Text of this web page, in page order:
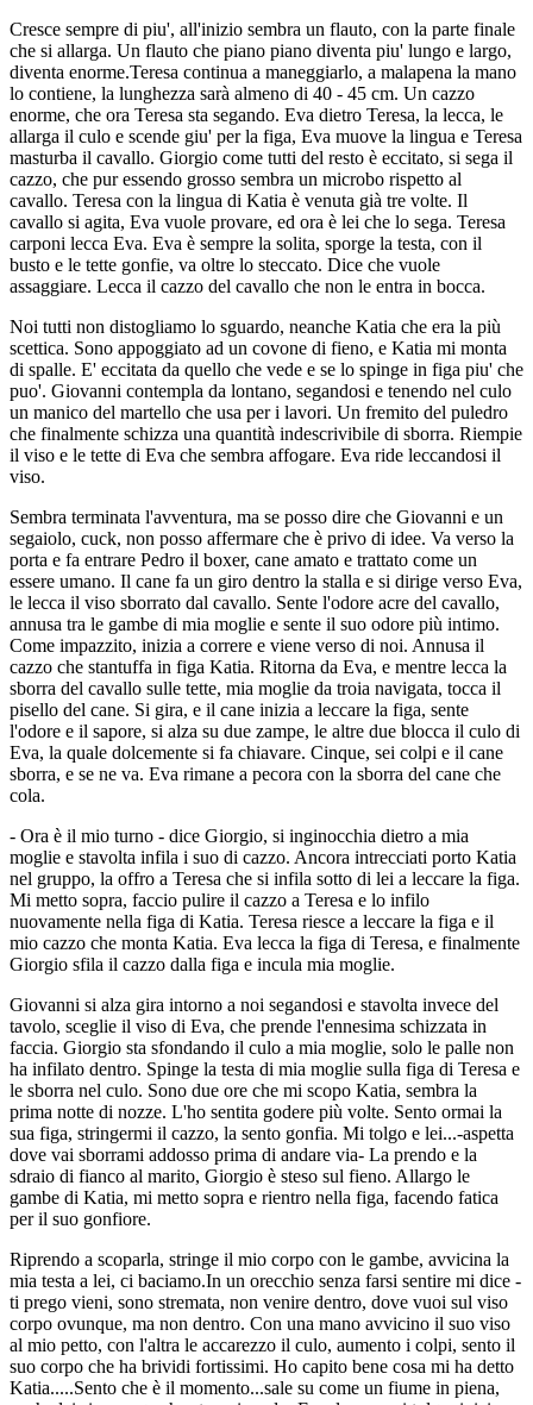
Cresce sempre di piu', all'inizio sembra un flauto, con la parte finale
che si allarga. Un flauto che piano piano diventa piu' lungo e largo,
diventa enorme.Teresa continua a maneggiarlo, a malapena la mano
lo contiene, la lunghezza sarà almeno di 40 - 45 cm. Un cazzo
enorme, che ora Teresa sta segando. Eva dietro Teresa, la lecca, le
allarga il culo e scende giu' per la figa, Eva muove la lingua e Teresa
masturba il cavallo. Giorgio come tutti del resto è eccitato, si sega il
cazzo, che pur essendo grosso sembra un microbo rispetto al
cavallo. Teresa con la lingua di Katia è venuta già tre volte. Il
cavallo si agita, Eva vuole provare, ed ora è lei che lo sega. Teresa
carponi lecca Eva. Eva è sempre la solita, sporge la testa, con il
busto e le tette gonfie, va oltre lo steccato. Dice che vuole
assaggiare. Lecca il cazzo del cavallo che non le entra in bocca.
Noi tutti non distogliamo lo sguardo, neanche Katia che era la più
scettica. Sono appoggiato ad un covone di fieno, e Katia mi monta
di spalle. E' eccitata da quello che vede e se lo spinge in figa piu' che
puo'. Giovanni contempla da lontano, segandosi e tenendo nel culo
un manico del martello che usa per i lavori. Un fremito del puledro
che finalmente schizza una quantità indescrivibile di sborra. Riempie
il viso e le tette di Eva che sembra affogare. Eva ride leccandosi il
viso.
Sembra terminata l'avventura, ma se posso dire che Giovanni e un
segaiolo, cuck, non posso affermare che è privo di idee. Va verso la
porta e fa entrare Pedro il boxer, cane amato e trattato come un
essere umano. Il cane fa un giro dentro la stalla e si dirige verso Eva,
le lecca il viso sborrato dal cavallo. Sente l'odore acre del cavallo,
annusa tra le gambe di mia moglie e sente il suo odore più intimo.
Come impazzito, inizia a correre e viene verso di noi. Annusa il
cazzo che stantuffa in figa Katia. Ritorna da Eva, e mentre lecca la
sborra del cavallo sulle tette, mia moglie da troia navigata, tocca il
pisello del cane. Si gira, e il cane inizia a leccare la figa, sente
l'odore e il sapore, si alza su due zampe, le altre due blocca il culo di
Eva, la quale dolcemente si fa chiavare. Cinque, sei colpi e il cane
sborra, e se ne va. Eva rimane a pecora con la sborra del cane che
cola.
- Ora è il mio turno - dice Giorgio, si inginocchia dietro a mia
moglie e stavolta infila i suo di cazzo. Ancora intrecciati porto Katia
nel gruppo, la offro a Teresa che si infila sotto di lei a leccare la figa.
Mi metto sopra, faccio pulire il cazzo a Teresa e lo infilo
nuovamente nella figa di Katia. Teresa riesce a leccare la figa e il
mio cazzo che monta Katia. Eva lecca la figa di Teresa, e finalmente
Giorgio sfila il cazzo dalla figa e incula mia moglie.
Giovanni si alza gira intorno a noi segandosi e stavolta invece del
tavolo, sceglie il viso di Eva, che prende l'ennesima schizzata in
faccia. Giorgio sta sfondando il culo a mia moglie, solo le palle non
ha infilato dentro. Spinge la testa di mia moglie sulla figa di Teresa e
le sborra nel culo. Sono due ore che mi scopo Katia, sembra la
prima notte di nozze. L'ho sentita godere più volte. Sento ormai la
sua figa, stringermi il cazzo, la sento gonfia. Mi tolgo e lei...-aspetta
dove vai sborrami addosso prima di andare via- La prendo e la
sdraio di fianco al marito, Giorgio è steso sul fieno. Allargo le
gambe di Katia, mi metto sopra e rientro nella figa, facendo fatica
per il suo gonfiore.
Riprendo a scoparla, stringe il mio corpo con le gambe, avvicina la
mia testa a lei, ci baciamo.In un orecchio senza farsi sentire mi dice -
ti prego vieni, sono stremata, non venire dentro, dove vuoi sul viso
corpo ovunque, ma non dentro. Con una mano avvicino il suo viso
al mio petto, con l'altra le accarezzo il culo, aumento i colpi, sento il
suo corpo che ha brividi fortissimi. Ho capito bene cosa mi ha detto
Katia.....Sento che è il momento...sale su come un fiume in piena,